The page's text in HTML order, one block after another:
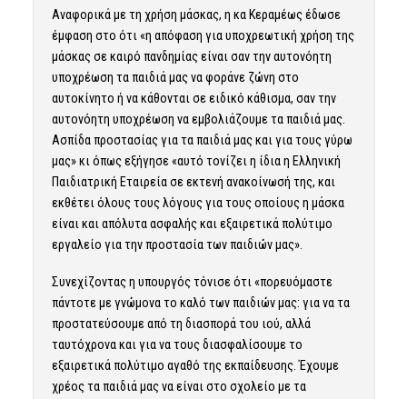
Αναφορικά με τη χρήση μάσκας, η κα Κεραμέως έδωσε
έμφαση στο ότι «η απόφαση για υποχρεωτική χρήση της
μάσκας σε καιρό πανδημίας είναι σαν την αυτονόητη
υποχρέωση τα παιδιά μας να φοράνε ζώνη στο
αυτοκίνητο ή να κάθονται σε ειδικό κάθισμα, σαν την
αυτονόητη υποχρέωση να εμβολιάζουμε τα παιδιά μας.
Ασπίδα προστασίας για τα παιδιά μας και για τους γύρω
μας» κι όπως εξήγησε «αυτό τονίζει η ίδια η Ελληνική
Παιδιατρική Εταιρεία σε εκτενή ανακοίνωσή της, και
εκθέτει όλους τους λόγους για τους οποίους η μάσκα
είναι και απόλυτα ασφαλής και εξαιρετικά πολύτιμο
εργαλείο για την προστασία των παιδιών μας».
Συνεχίζοντας η υπουργός τόνισε ότι «πορευόμαστε
πάντοτε με γνώμονα το καλό των παιδιών μας: για να τα
προστατεύσουμε από τη διασπορά του ιού, αλλά
ταυτόχρονα και για να τους διασφαλίσουμε το
εξαιρετικά πολύτιμο αγαθό της εκπαίδευσης. Έχουμε
χρέος τα παιδιά μας να είναι στο σχολείο με τα